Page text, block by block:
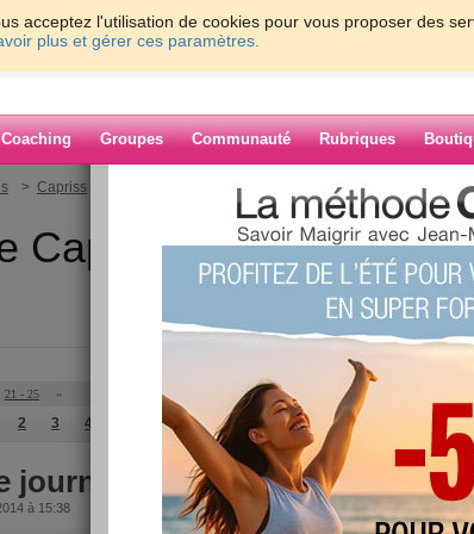
acceptez l'utilisation de cookies pour vous proposer des
plus et gérer ces paramètres.
Coaching Groupes Communauté Rubriques
> Capriss
Capriss
21 - 25 »
2 3 4 7 8 9 10 Suiv. ›
journée
à 15:38